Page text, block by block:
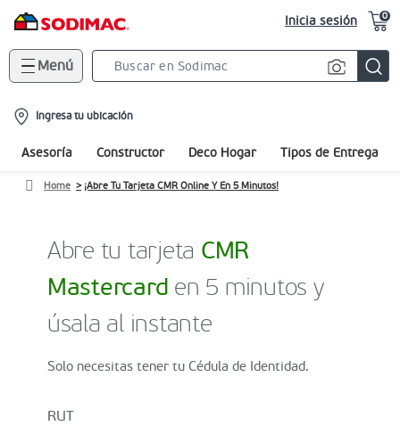
Inicia sesión 0
Menú
location-
icon
Ingresa tu ubicación
Asesoría Constructor Deco Hogar Tipos de Entrega
Home ¡Abre Tu Tarjeta CMR Online Y En 5 Minutos!
Abre tu tarjeta CMR
Mastercard en 5 minutos y
úsala al instante
Solo necesitas tener tu Cédula de Identidad.
RUT